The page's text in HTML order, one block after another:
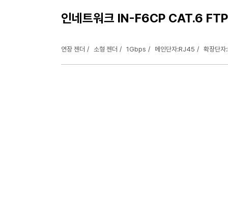
인네트워크 IN-F6CP CAT.6
연장 젠더 소형 젠더 1Gbps 메인단자:RJ45 확장단